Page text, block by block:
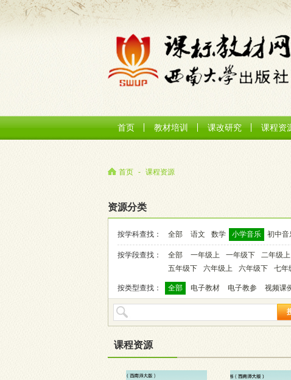
首页 教材培训 课改研究 课程资
首页 - 课程资源
资源分类
按学科查找： 全部 语文 数学 小学音乐 初中音
按学段查找： 全部 一年级上 一年级下 二年级上
五年级下
六年级上 六年级下 七年
按类型查找： 全部 电子教材 电子教参 视频课
课程资源